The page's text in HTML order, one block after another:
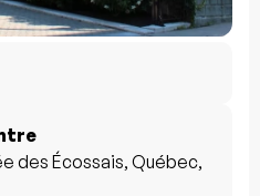
des Écossais, Québec,